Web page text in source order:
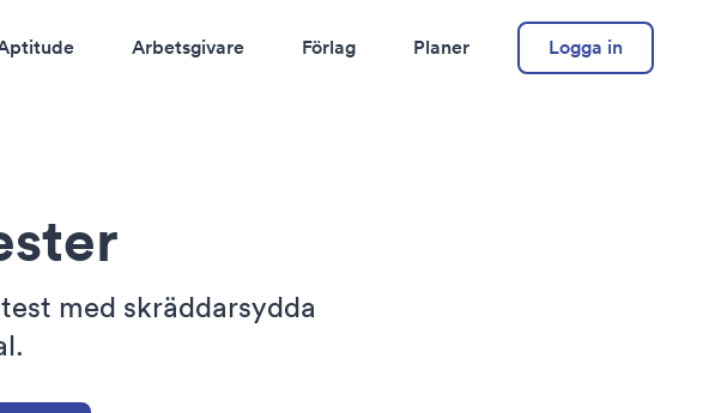
Arbetsgivare Förlag Planer Logga in
med skräddarsydda